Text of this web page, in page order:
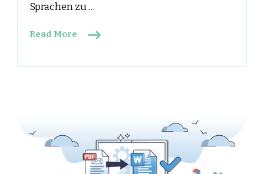
Sprachen zu …
Read More